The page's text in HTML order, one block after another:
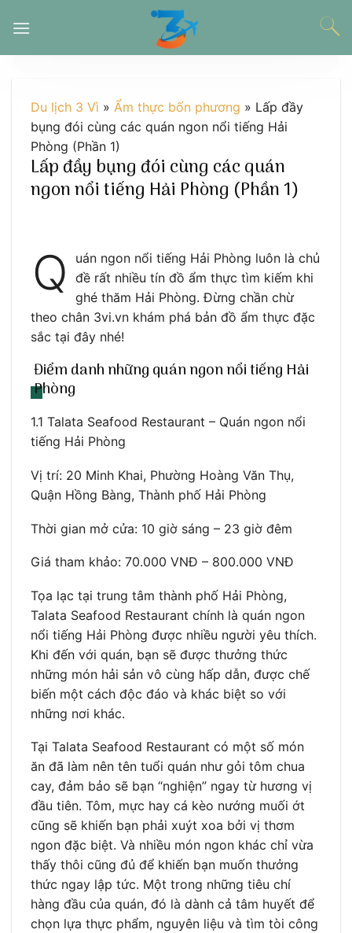
đến
Du lịch 3 Vì » Ẩm thực bốn phương » Lấp đầy
bụng đói cùng các quán ngon nổi tiếng Hải
Phòng (Phần 1)
Lấp đầy bụng đói cùng các quán
ngon nổi tiếng Hải Phòng (Phần 1)
Q
uán ngon nổi tiếng Hải Phòng luôn là chủ
đề rất nhiều tín đồ ẩm thực tìm kiếm khi
ghé thăm Hải Phòng. Đừng chần chừ
theo chân 3vi.vn khám phá bản đồ ẩm thực đặc
sắc tại đây nhé!
Điểm danh những quán ngon nổi tiếng Hải
Phòng
1.1 Talata Seafood Restaurant – Quán ngon nổi
tiếng Hải Phòng
Vị trí: 20 Minh Khai, Phường Hoàng Văn Thụ,
Quận Hồng Bàng, Thành phố Hải Phòng
Thời gian mở cửa: 10 giờ sáng – 23 giờ đêm
Giá tham khảo: 70.000 VNĐ – 800.000 VNĐ
Tọa lạc tại trung tâm thành phố Hải Phòng,
Talata Seafood Restaurant chính là quán ngon
nổi tiếng Hải Phòng được nhiều người yêu thích.
Khi đến với quán, bạn sẽ được thưởng thức
những món hải sản vô cùng hấp dẫn, được chế
biến một cách độc đáo và khác biệt so với
những nơi khác.
Tại Talata Seafood Restaurant có một số món
ăn đã làm nên tên tuổi quán như gỏi tôm chua
cay, đảm bảo sẽ bạn “nghiện” ngay từ hương vị
đầu tiên. Tôm, mực hay cá kèo nướng muối ớt
cũng sẽ khiến bạn phải xuýt xoa bởi vị thơm
ngon đặc biệt. Và nhiều món ngon khác chỉ vừa
thấy thôi cũng đủ để khiến bạn muốn thưởng
thức ngay lập tức. Một trong những tiêu chí
hàng đầu của quán, đó là dành cả tâm huyết để
chọn lựa thực phẩm, nguyên liệu và tìm tòi công